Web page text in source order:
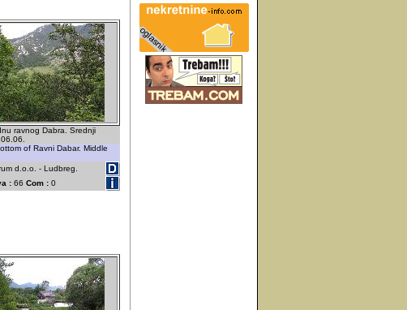
ravnog Dabra. Srednji
of Ravni Dabar. Middle
d.o.o. - Ludbreg.
: 66 Com : 0